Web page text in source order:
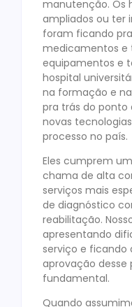
manutenção. Os
ampliados ou ter
foram ficando
medicamentos e
equipamentos e
hospital
na formação e
pra trás do ponto
novas
processo no país.
Eles cumprem
chama de alta
serviços mais
de diagnóstico
reabilitação.
apresentando
serviço e ficando
aprovação desse
fundamental.
Quando